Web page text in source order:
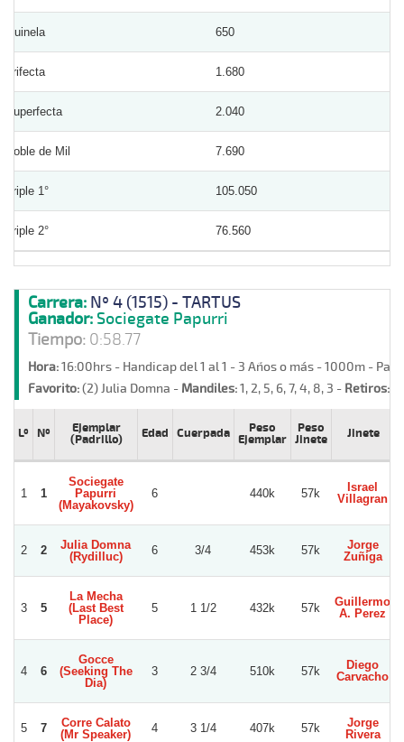
Quinela 650
Trifecta 1.680
Superfecta 2.040
Doble de Mil 7.690
Triple 1° 105.050
Triple 2° 76.560
Carrera: Nº 4 (1515) - TARTUS
Ganador: Sociegate Papurri
Tiempo: 0:58.77
Hora:16:00hrs - Handicap del 1 al 1 - 3 Años o más - 1000m -
Favorito:(2) Julia Domna - Mandiles:1, 2, 5, 6, 7, 4, 8, 3 - Retiros:
Lº Nº
Ejemplar
(Padrillo)
Edad Cuerpada
Peso
Ejemplar
Peso
Jinete
Jinete
1 1
Sociegate
Papurri
(Mayakovsky)
6 440k 57k
Israel
Villagran
2 2
Julia Domna
(Rydilluc)
6 3/4 453k 57k
Jorge
Zuñiga
3 5
La Mecha
(Last Best
Place)
5 1 1/2 432k 57k
Guillermo
A. Perez
4 6
Gocce
(Seeking The
Dia)
3 2 3/4 510k 57k
Diego
Carvacho
5 7
Corre Calato
(Mr Speaker)
4 3 1/4 407k 57k
Jorge
Rivera